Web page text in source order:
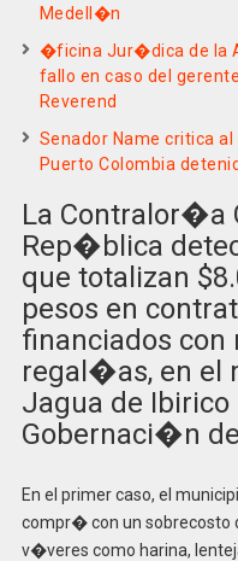
Medell�n
�ficina Jur�dica de la
fallo en caso del
Reverend
Senador Name critica
Puerto Colombia
La Contralor�a
Rep�blica
que totalizan
pesos en
financiados con
regal�as, en el
Jagua de Ibirico
Gobernaci�n
En el primer caso, el
compr� con un sobrecosto
v�veres como harina,